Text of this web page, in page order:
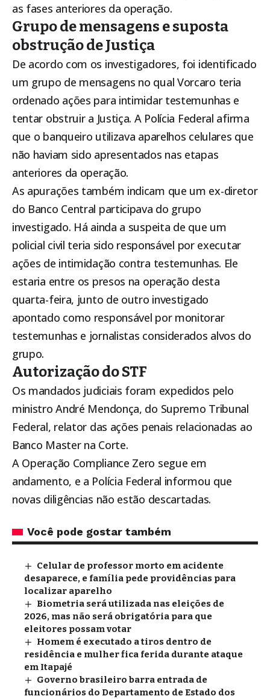
as fases anteriores da operação.
Grupo de mensagens e suposta
obstrução de Justiça
De acordo com os investigadores, foi identificado
um grupo de mensagens no qual Vorcaro teria
ordenado ações para intimidar testemunhas e
tentar obstruir a Justiça. A Polícia Federal afirma
que o banqueiro utilizava aparelhos celulares que
não haviam sido apresentados nas etapas
anteriores da operação.
As apurações também indicam que um ex-diretor
do Banco Central participava do grupo
investigado. Há ainda a suspeita de que um
policial civil teria sido responsável por executar
ações de intimidação contra testemunhas. Ele
estaria entre os presos na operação desta
quarta-feira, junto de outro investigado
apontado como responsável por monitorar
testemunhas e jornalistas considerados alvos do
grupo.
Autorização do STF
Os mandados judiciais foram expedidos pelo
ministro André Mendonça, do Supremo Tribunal
Federal, relator das ações penais relacionadas ao
Banco Master na Corte.
A Operação Compliance Zero segue em
andamento, e a Polícia Federal informou que
novas diligências não estão descartadas.
Você pode gostar também
Celular de professor morto em acidente
desaparece, e família pede providências para
localizar aparelho
Biometria será utilizada nas eleições de
2026, mas não será obrigatória para que
eleitores possam votar
Homem é executado a tiros dentro de
residência e mulher fica ferida durante ataque
em Itapajé
Governo brasileiro barra entrada de
funcionários do Departamento de Estado dos